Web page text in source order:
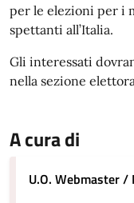
per le elezioni per i
spettanti all’Italia.
Gli interessati
nella sezione
A cura di
U.O. Webmaster /